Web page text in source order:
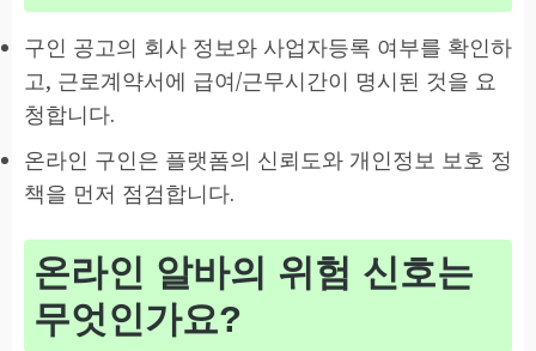
구인 공고의 회사 정보와 사업자등록 여부를 확인하
고, 근로계약서에 급여/근무시간이 명시된 것을 요
청합니다.
온라인 구인은 플랫폼의 신뢰도와 개인정보 보호 정
책을 먼저 점검합니다.
온라인 알바의 위험 신호는
무엇인가요?